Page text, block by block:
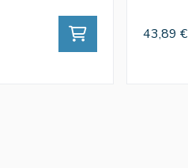
43,89 €